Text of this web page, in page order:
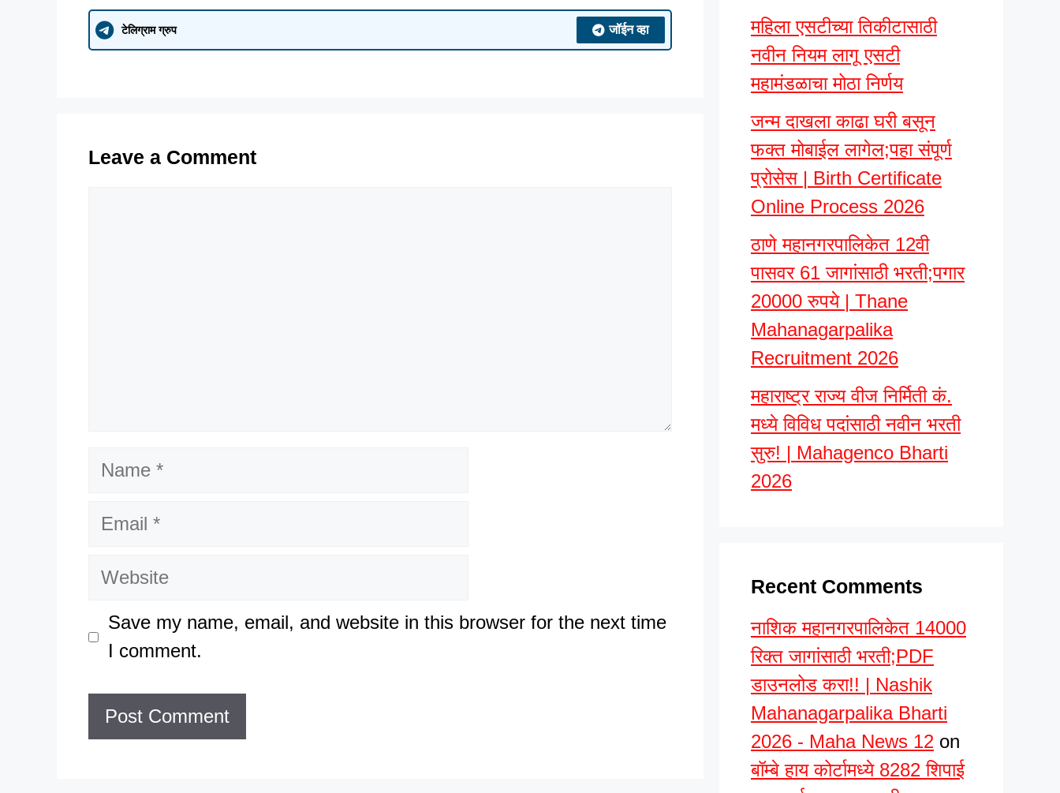
टेलिग्राम ग्रुप जॉईन व्हा
Leave a Comment
Name
Email
Website
Save my name, email, and website in this browser for the next time
I comment.
महिला एसटीच्या तिकीटासाठी
नवीन नियम लागू एसटी
महामंडळाचा मोठा निर्णय
जन्म दाखला काढा घरी बसून
फक्त मोबाईल लागेल;पहा संपूर्ण
प्रोसेस | Birth Certificate
Online Process 2026
ठाणे महानगरपालिकेत 12वी
पासवर 61 जागांसाठी भरती;पगार
20000 रुपये | Thane
Mahanagarpalika
Recruitment 2026
महाराष्ट्र राज्य वीज निर्मिती कं.
मध्ये विविध पदांसाठी नवीन भरती
सुरु! | Mahagenco Bharti
2026
Recent Comments
नाशिक महानगरपालिकेत 14000
रिक्त जागांसाठी भरती;PDF
डाउनलोड करा!! | Nashik
Mahanagarpalika Bharti
2026 - Maha News 12 on
बॉम्बे हाय कोर्टामध्ये 8282 शिपाई